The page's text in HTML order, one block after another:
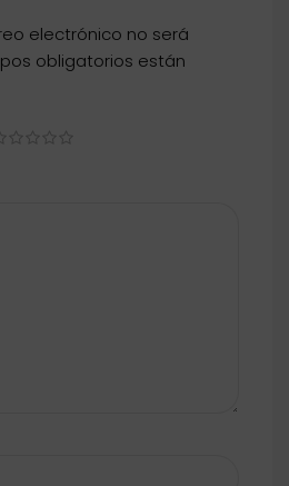
electrónico no será
obligatorios están